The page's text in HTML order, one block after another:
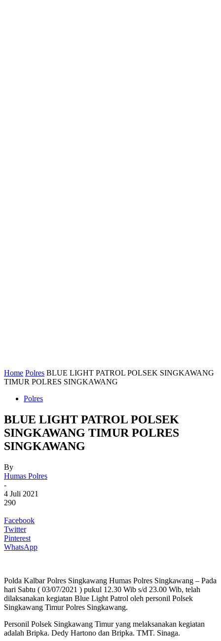
Home Polres BLUE LIGHT PATROL POLSEK SINGKAWANG
TIMUR POLRES SINGKAWANG
Polres
BLUE LIGHT PATROL POLSEK
SINGKAWANG TIMUR POLRES
SINGKAWANG
By
Humas Polres
-
4 Juli 2021
290
Facebook
Twitter
Pinterest
WhatsApp
Polda Kalbar Polres Singkawang Humas Polres Singkawang – Pada
hari Sabtu ( 03/07/2021 ) pukul 12.30 Wib s/d 23.00 Wib, telah
dilaksanakan kegiatan Blue Light Patrol oleh personil Polsek
Singkawang Timur Polres Singkawang.
Personil Polsek Singkawang Timur yang melaksanakan kegiatan
adalah Bripka. Dedy Hartono dan Bripka. TMT. Sinaga.